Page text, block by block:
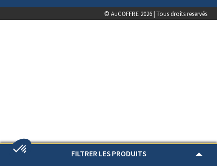
FILTRER LES PRODUITS
© AuCOFFRE 2026 | Tous droits reservés